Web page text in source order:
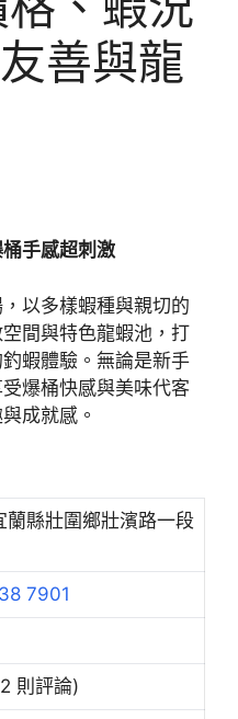
善與龍
手感超刺激
以多樣蝦種與親切的
間與特色龍蝦池，打
蝦體驗。無論是新手
爆桶快感與美味代客
成就感。
蘭縣壯圍鄉壯濱路一段
7901
則評論)